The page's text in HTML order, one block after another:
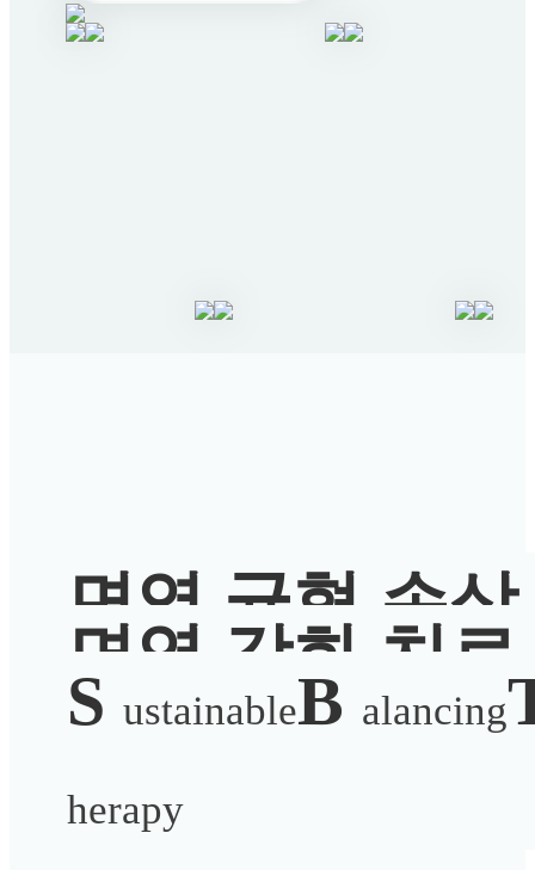
면역 균형 손상
으로 인한피부
질환 발병
질환 리셋 치료
약뜸치료, 광선치료,
드레싱 치료,
면역 강화 치료
생기 한약, 생기 약환,
기 멀티밤,
S.B.T건강 면역 지속
S ustainableB alancing
herapy